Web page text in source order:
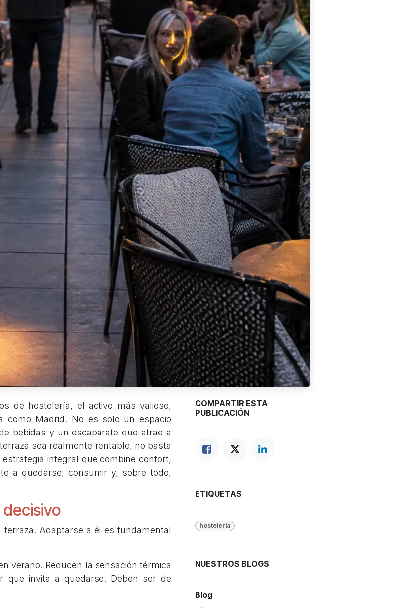
de hostelería, el activo más valioso,
como Madrid. No es solo un espacio
bebidas y un escaparate que atrae a
sea realmente rentable, no basta
integral que combine confort,
a quedarse, consumir y, sobre todo,
Adaptarse a él es fundamental
verano. Reducen la sensación térmica
que invita a quedarse. Deben ser de
COMPARTIR ESTA
PUBLICACIÓN
ETIQUETAS
hostelería
NUESTROS BLOGS
Blog